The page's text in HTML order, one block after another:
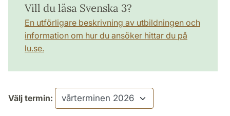
Vill du läsa Svenska 3?
En utförligare beskrivning av utbildningen och
information om hur du ansöker hittar du på
lu.se.
Välj termin: